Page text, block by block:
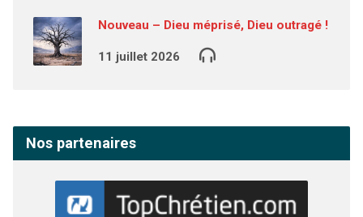
Nouveau – Dieu méprisé, Dieu outragé !
11 juillet 2026
Nos partenaires